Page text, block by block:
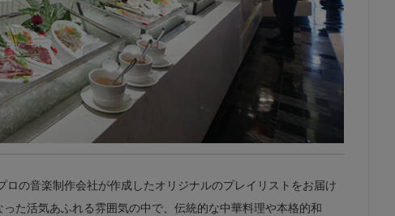
ロの音楽制作会社が作成したオリジナルのプレイリストをお届け
った活気あふれる雰囲気の中で、伝統的な中華料理や本格的和